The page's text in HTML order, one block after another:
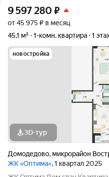
9 597 280 ₽
от 45 975 ₽ в месяц
45,1 м²
1-комн. квартира 1
новостройка
3D-тур
Домодедово, микрорайон
ЖК «Оптима», 1 квартал 2025